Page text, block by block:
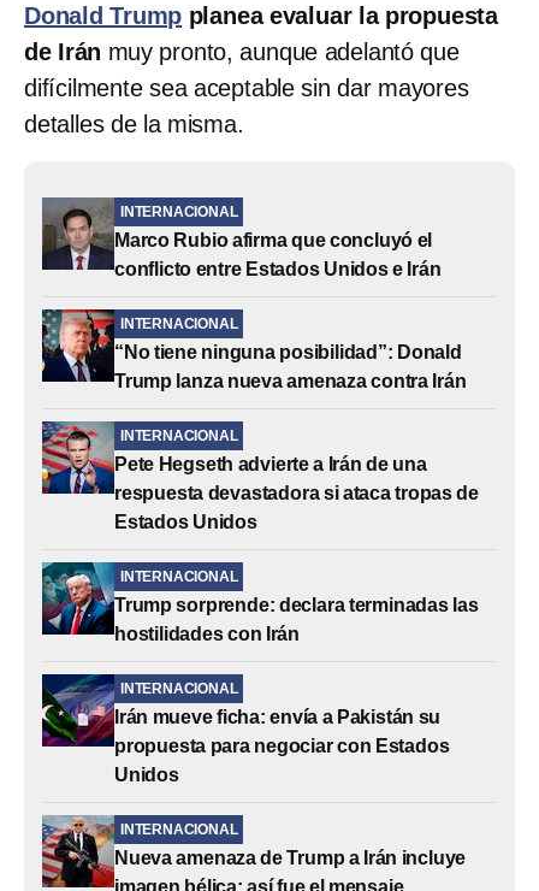
Donald Trump planea evaluar la propuesta
de Irán muy pronto, aunque adelantó que
difícilmente sea aceptable sin dar mayores
detalles de la misma.
INTERNACIONAL
Marco Rubio afirma que concluyó el
conflicto entre Estados Unidos e Irán
INTERNACIONAL
“No tiene ninguna posibilidad”: Donald
Trump lanza nueva amenaza contra Irán
INTERNACIONAL
Pete Hegseth advierte a Irán de una
respuesta devastadora si ataca tropas de
Estados Unidos
INTERNACIONAL
Trump sorprende: declara terminadas las
hostilidades con Irán
INTERNACIONAL
Irán mueve ficha: envía a Pakistán su
propuesta para negociar con Estados
Unidos
INTERNACIONAL
Nueva amenaza de Trump a Irán incluye
imagen bélica: así fue el mensaje